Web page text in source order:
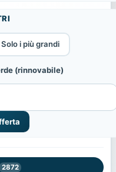
Solo i più grandi
(rinnovabile)
2872